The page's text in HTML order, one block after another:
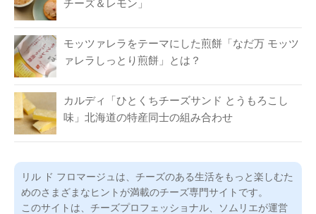
チーズ＆レモン」
モッツァレラをテーマにした煎餅「なだ万 モッツ
ァレラしっとり煎餅」とは？
カルディ「ひとくちチーズサンド とうもろこし
味」北海道の特産同士の組み合わせ
リル ド フロマージュは、チーズのある生活をもっと楽しむた
めのさまざまなヒントが満載のチーズ専門サイトです。
このサイトは、チーズプロフェッショナル、ソムリエが運営